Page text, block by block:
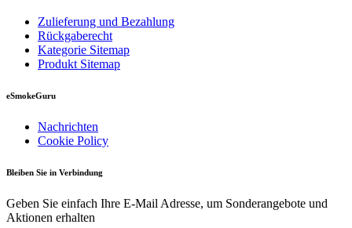
Zulieferung und Bezahlung
Rückgaberecht
Kategorie Sitemap
Produkt Sitemap
eSmokeGuru
Nachrichten
Cookie Policy
Bleiben Sie in Verbindung
Geben Sie einfach Ihre E-Mail Adresse, um Sonderangebote und
Aktionen erhalten